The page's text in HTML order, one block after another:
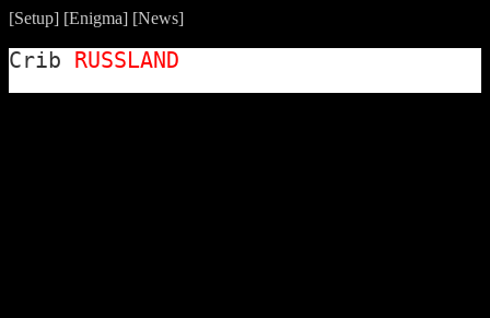
[Setup] [Enigma] [News]
Crib RUSSLAND